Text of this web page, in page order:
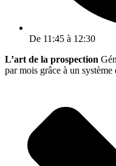
De 11:45 à 12:30
L’art de la prospection
par mois grâce à un